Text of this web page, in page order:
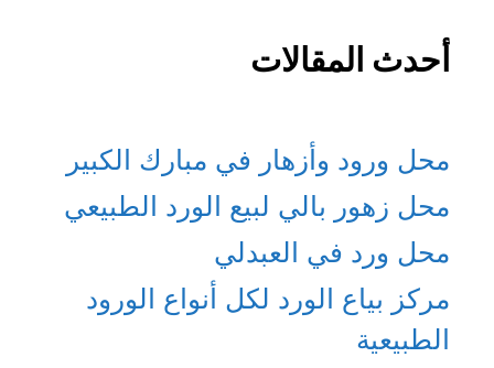
أحدث المقالات
محل ورود وأزهار في مبارك الكبير
محل زهور بالي لبيع الورد الطبيعي
محل ورد في العبدلي
مركز بياع الورد لكل أنواع الورود
الطبيعية